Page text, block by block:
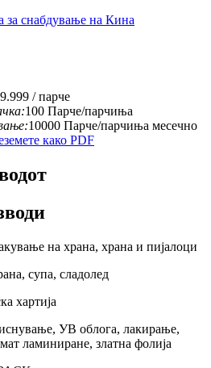
/ парче
100 Парче/парчиња
10000 Парче/парчиња месечно
како PDF
на храна, храна и пијалоци
супа, сладолед
хартија
УВ облога, лакирање,
ламиниране, златна фолија